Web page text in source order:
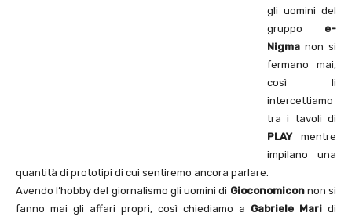
gli uomini del
gruppo e-
Nigma non si
fermano mai,
così li
intercettiamo
tra i tavoli di
PLAYmentre
impilano una
quantità di prototipi di cui sentiremo ancora parlare.
Avendo l’hobby del giornalismo gli uomini di Gioconomiconnon si
fanno mai gli affari propri, così chiediamo a Gabriele Mari di